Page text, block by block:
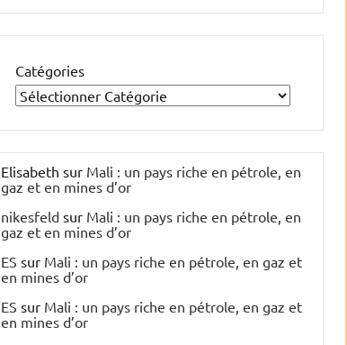
Catégories
Elisabeth sur Mali : un pays riche en pétrole, en
gaz et en mines d’or
nikesfeld sur Mali : un pays riche en pétrole, en
gaz et en mines d’or
ES sur Mali : un pays riche en pétrole, en gaz et
en mines d’or
ES sur Mali : un pays riche en pétrole, en gaz et
en mines d’or